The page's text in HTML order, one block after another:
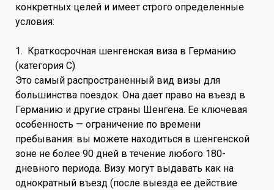
конкретных целей и имеет строго определенные
условия:
1. Краткосрочная шенгенская виза в Германию
(категория C)
Это самый распространенный вид визы для
большинства поездок. Она дает право на въезд в
Германию и другие страны Шенгена. Ее ключевая
особенность — ограничение по времени
пребывания: вы можете находиться в шенгенской
зоне не более 90 дней в течение любого 180-
дневного периода. Визу могут выдавать как на
однократный въезд (после выезда ее действие